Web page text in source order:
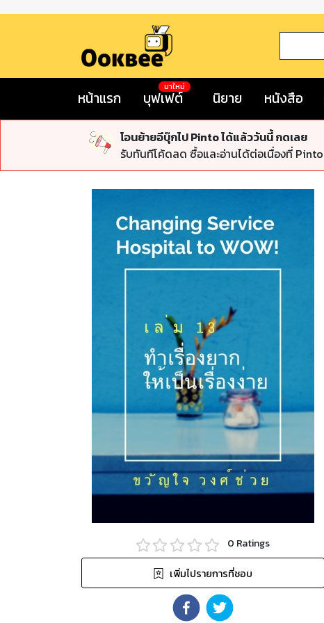
หน้าแรก บุฟเฟต์
มาใหม่
นิยาย หนังสือ
โอนย้ายอีบุ๊กไป Pinto ได้แล้ววันนี้ กดเลย
รับทันทีโค้ดลด ซื้อและอ่านได้ต่อเนื่องที่ Pinto
0 Ratings
เพิ่มไปรายการที่ชอบ